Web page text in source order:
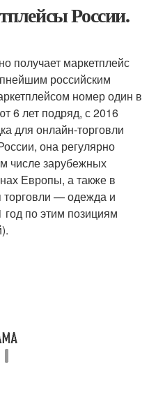
России.
получает маркетплейс
российским
номер один в
6 лет подряд, с 2016
для онлайн-торговли
она регулярно
числе зарубежных
Европы, а также в
— одежда и
год по этим позициям